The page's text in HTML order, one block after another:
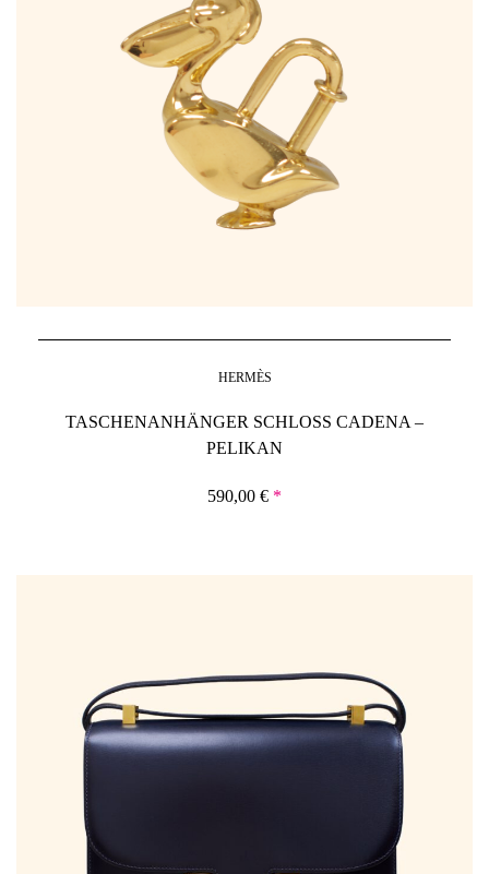
HERMÈS
TASCHENANHÄNGER SCHLOSS CADENA –
PELIKAN
590,00 € *